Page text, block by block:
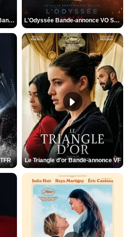
Spider-Man: Brand New Day Bande-annonce VO STFR L'Odyssée Bande-annonce VO STFR
Le Triangle d'or Bande-annonce VF